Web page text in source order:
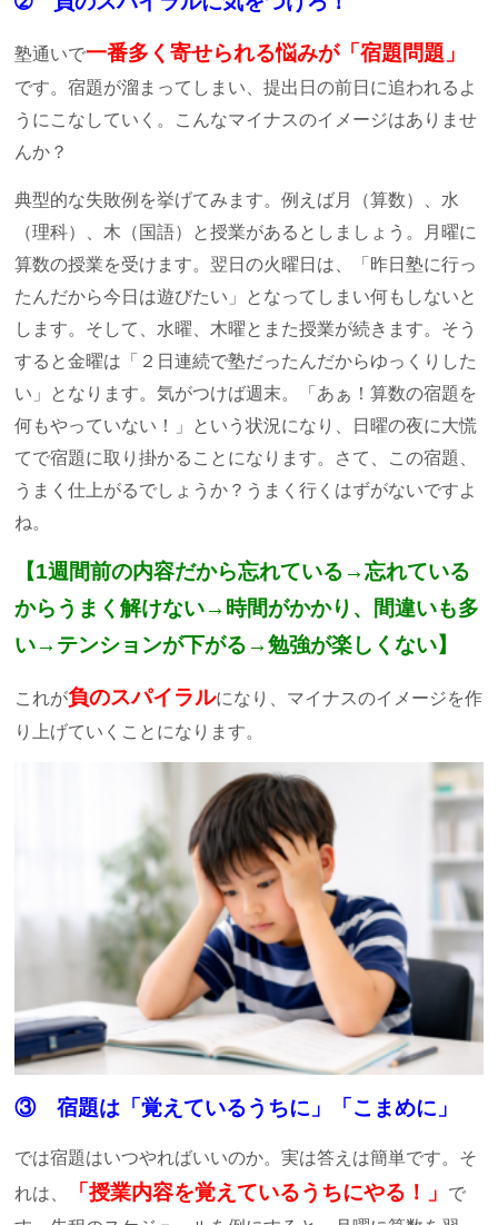
塾通いで一番多く寄せられる悩みが「宿題問題」
です。宿題が溜まってしまい、提出日の前日に追われるよ
うにこなしていく。こんなマイナスのイメージはありませ
んか？
典型的な失敗例を挙げてみます。例えば月（算数）、水
（理科）、木（国語）と授業があるとしましょう。月曜に
算数の授業を受けます。翌日の火曜日は、「昨日塾に行っ
たんだから今日は遊びたい」となってしまい何もしないと
します。そして、水曜、木曜とまた授業が続きます。そう
すると金曜は「２日連続で塾だったんだからゆっくりした
い」となります。気がつけば週末。「あぁ！算数の宿題を
何もやっていない！」という状況になり、日曜の夜に大慌
てで宿題に取り掛かることになります。さて、この宿題、
うまく仕上がるでしょうか？うまく行くはずがないですよ
ね。
【1週間前の内容だから忘れている→忘れている
からうまく解けない→時間がかかり、間違いも多
い→テンションが下がる→勉強が楽しくない】
これが負のスパイラルになり、マイナスのイメージを作
り上げていくことになります。
③ 宿題は「覚えているうちに」「こまめに」
では宿題はいつやればいいのか。実は答えは簡単です。そ
れは、
「授業内容を覚えているうちにやる！」
で